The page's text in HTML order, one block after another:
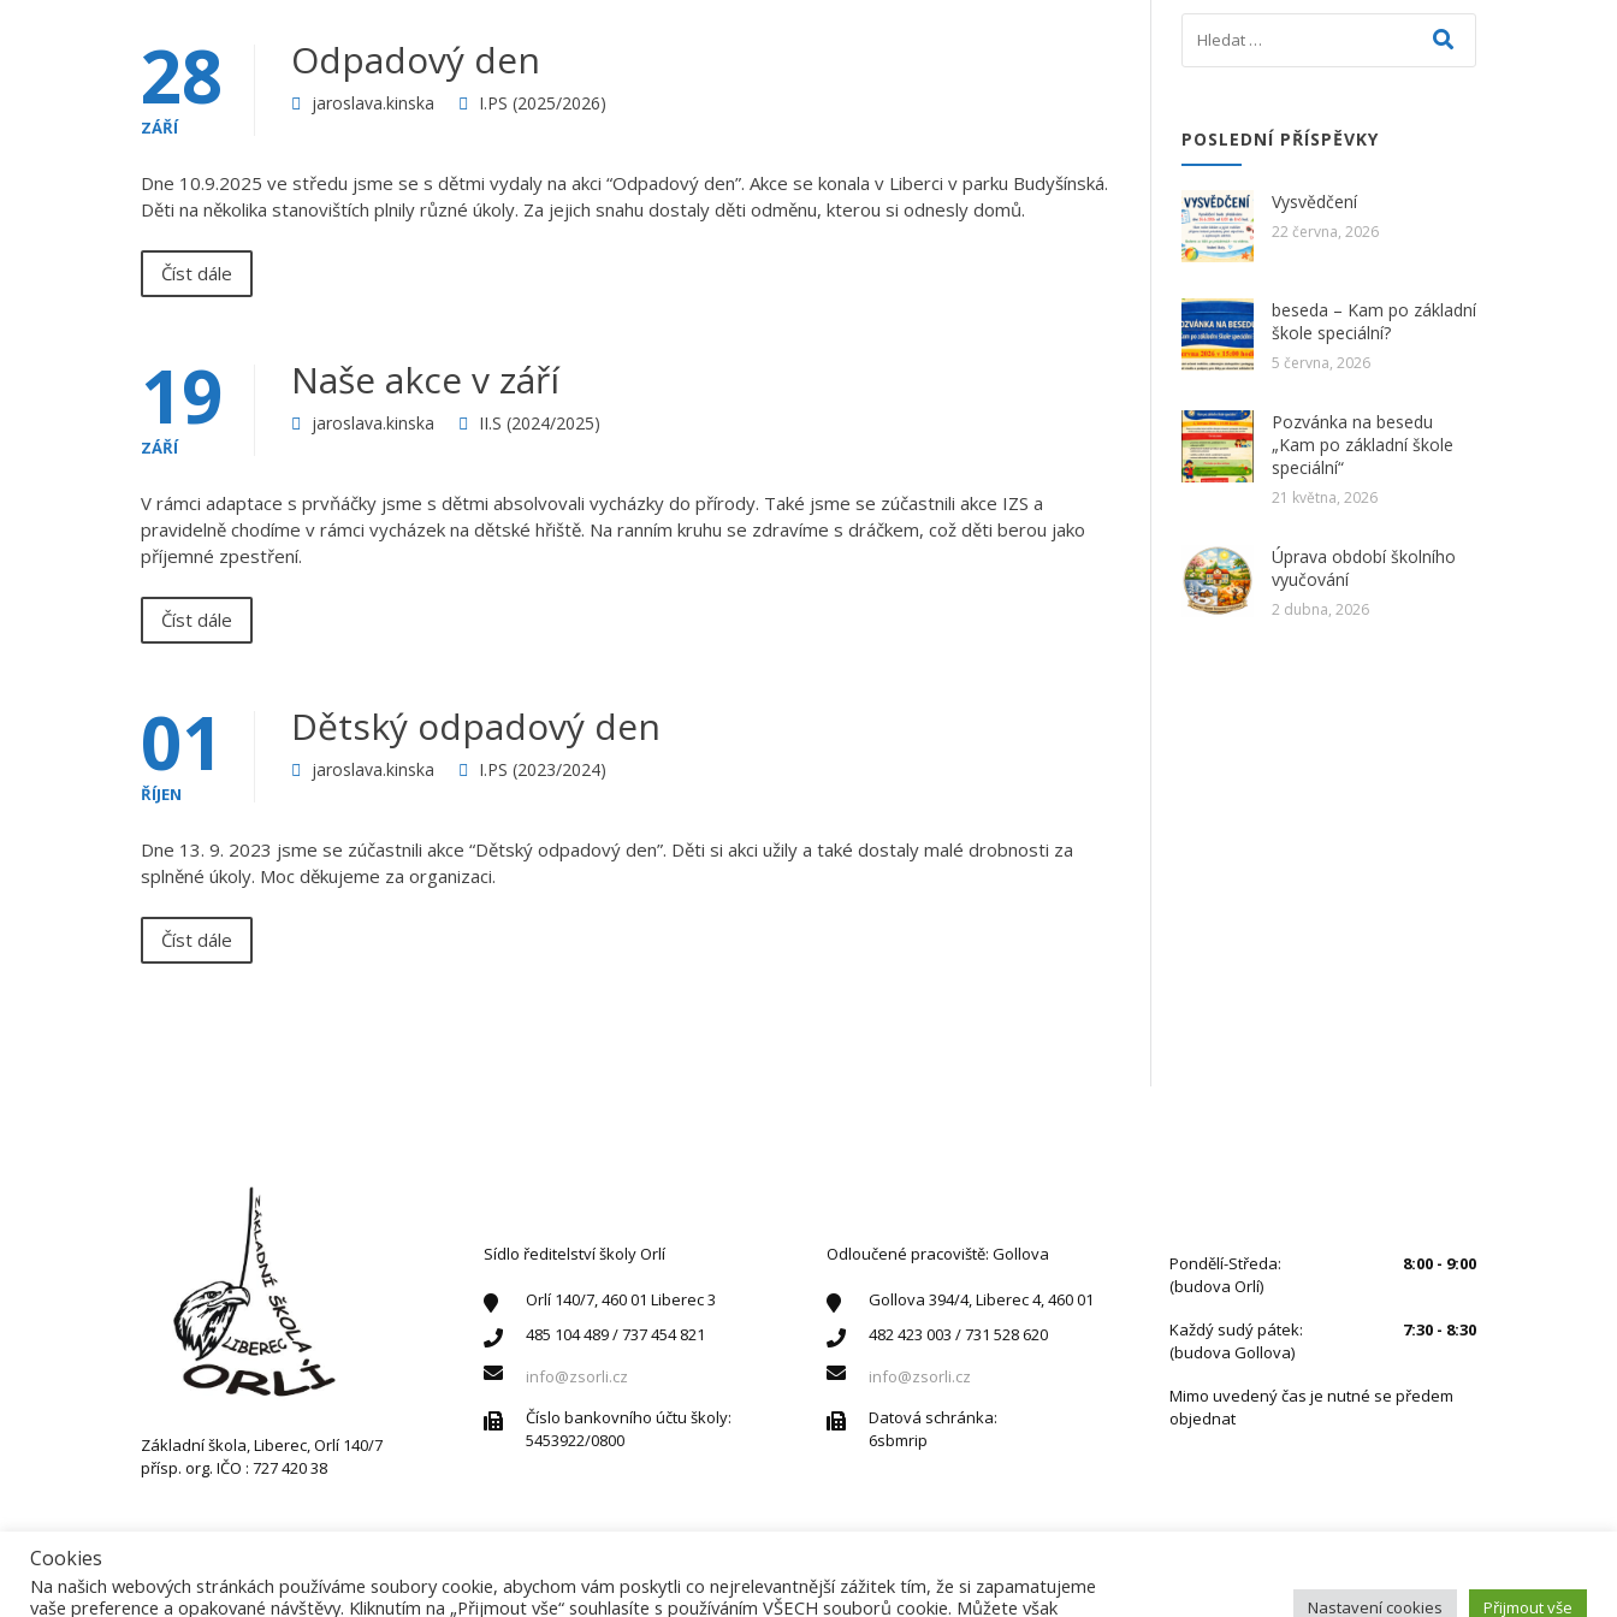
28
ZÁŘÍ
Odpadový den
jaroslava.kinska I.PS (2025/2026)
Dne 10.9.2025 ve středu jsme se s dětmi vydaly na akci “Odpadový den”. Akce se konala v Liberci v parku Budyšínská.
Děti na několika stanovištích plnily různé úkoly. Za jejich snahu dostaly děti odměnu, kterou si odnesly domů.
Číst dále
19
ZÁŘÍ
Naše akce v září
jaroslava.kinska II.S (2024/2025)
V rámci adaptace s prvňáčky jsme s dětmi absolvovali vycházky do přírody. Také jsme se zúčastnili akce IZS a
pravidelně chodíme v rámci vycházek na dětské hřiště. Na ranním kruhu se zdravíme s dráčkem, což děti berou jako
příjemné zpestření.
Číst dále
01
ŘÍJEN
Dětský odpadový den
jaroslava.kinska I.PS (2023/2024)
Dne 13. 9. 2023 jsme se zúčastnili akce “Dětský odpadový den”. Děti si akci užily a také dostaly malé drobnosti za
splněné úkoly. Moc děkujeme za organizaci.
Číst dále
POSLEDNÍ PŘÍSPĚVKY
Vysvědčení
22 června, 2026
beseda – Kam po základní
škole speciální?
5 června, 2026
Pozvánka na besedu
„Kam po základní škole
speciální“
21 května, 2026
Úprava období školního
vyučování
2 dubna, 2026
Základní škola, Liberec, Orlí 140/7
přísp. org. IČO : 727 420 38
Sídlo ředitelství školy Orlí
Orlí 140/7, 460 01 Liberec 3
485 104 489 / 737 454 821
info@zsorli.cz
Číslo bankovního účtu školy:
5453922/0800
Odloučené pracoviště: Gollova
Gollova 394/4, Liberec 4, 460 01
482 423 003 / 731 528 620
info@zsorli.cz
Datová schránka:
6sbmrip
Pondělí-Středa:
8:00 - 9:00
(budova Orlí)
Každý sudý pátek:
7:30 - 8:30
(budova Gollova)
Mimo uvedený čas je nutné se předem
objednat
Cookies
Na našich webových stránkách používáme soubory cookie, abychom vám poskytli co nejrelevantnější zážitek tím, že si zapamatujeme
vaše preference a opakované návštěvy. Kliknutím na „Přijmout vše“ souhlasíte s používáním VŠECH souborů cookie. Můžete však
Nastavení cookies Přijmout vše